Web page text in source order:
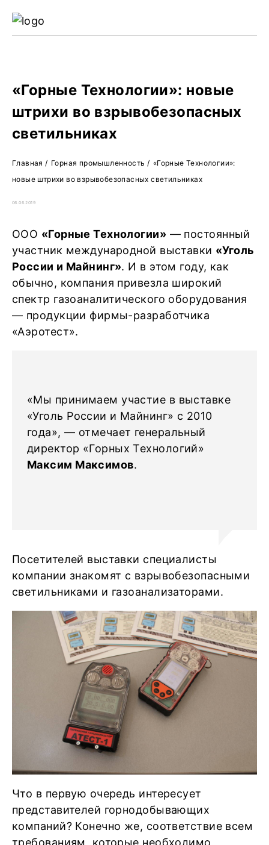
«Горные Технологии»: новые
штрихи во взрывобезопасных
светильниках
Главная / Горная промышленность / «Горные Технологии»:
новые штрихи во взрывобезопасных светильниках
06.06.2019
ООО «Горные Технологии» — постоянный
участник международной выставки «Уголь
России и Майнинг». И в этом году, как
обычно, компания привезла широкий
спектр газоаналитического оборудования
— продукции фирмы-разработчика
«Аэротест».
«Мы принимаем участие в выставке
«Уголь России и Майнинг» с 2010
года», — отмечает генеральный
директор «Горных Технологий»
Максим Максимов.
Посетителей выставки специалисты
компании знакомят с взрывобезопасными
светильниками и газоанализаторами.
Что в первую очередь интересует
представителей горнодобывающих
компаний? Конечно же, соответствие всем
требованиям, которые необходимо